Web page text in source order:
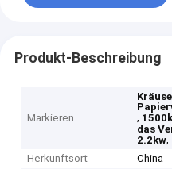
Produkt-Beschreibung
Markieren
,
das
2.2kw,
Herkunftsort
China